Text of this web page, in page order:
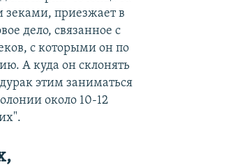
зеками, приезжает в
дело, связанное с
с которыми он по
А куда он склонять
этим заниматься
около 10-12